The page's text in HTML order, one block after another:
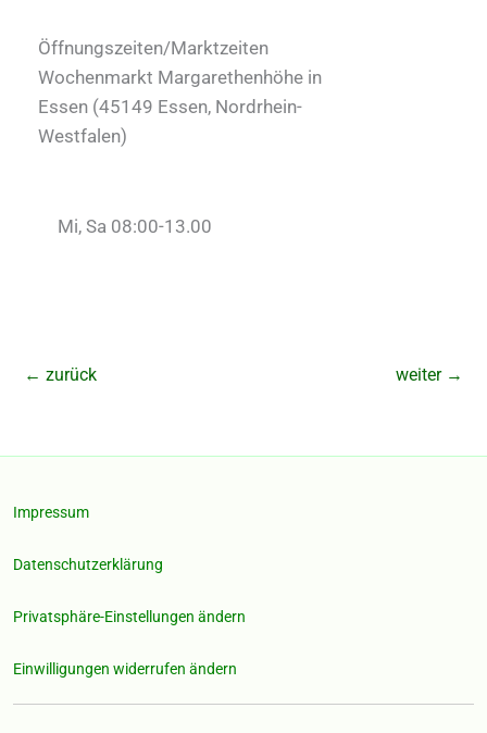
Öffnungszeiten/Marktzeiten
Wochenmarkt Margarethenhöhe in
Essen (45149 Essen, Nordrhein-
Westfalen)
Mi, Sa 08:00-13.00
← zurück weiter →
Impressum
Datenschutzerklärung
Privatsphäre-Einstellungen ändern
Einwilligungen widerrufen ändern